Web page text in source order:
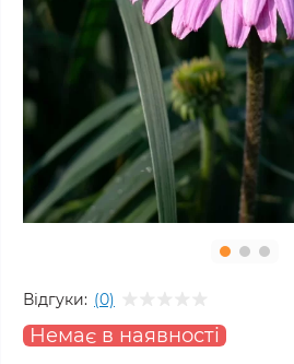
Відгуки: (0)
Немає в наявності